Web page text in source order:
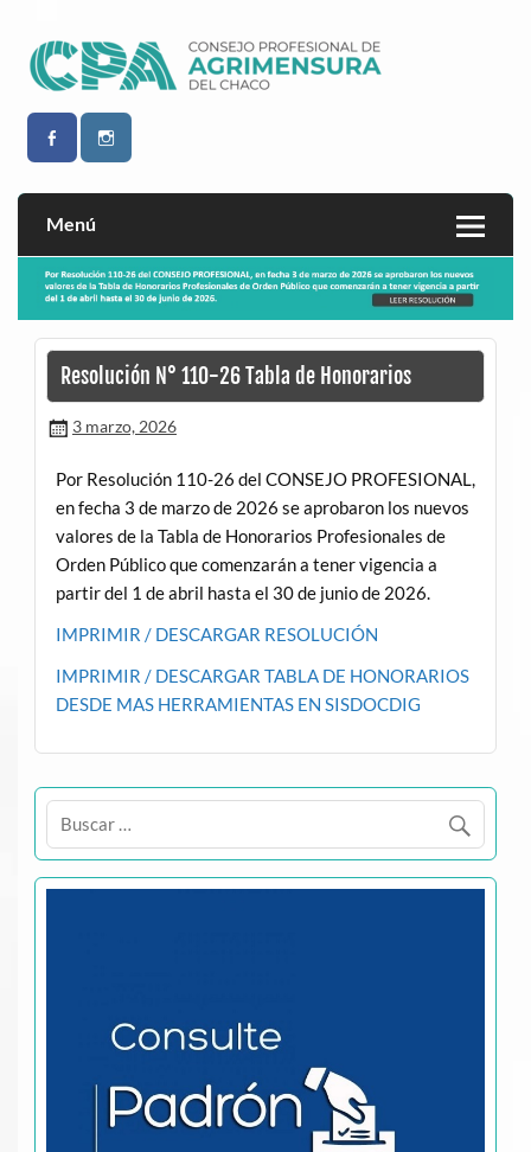
contenido
CPACH
Consejo Profesional de Agrimensura del Chaco
Menú
Resolución N° 110-26 Tabla de Honorarios
3 marzo, 2026
Por Resolución 110-26 del CONSEJO PROFESIONAL,
en fecha 3 de marzo de 2026 se aprobaron los nuevos
valores de la Tabla de Honorarios Profesionales de
Orden Público que comenzarán a tener vigencia a
partir del 1 de abril hasta el 30 de junio de 2026.
IMPRIMIR / DESCARGAR RESOLUCIÓN
IMPRIMIR / DESCARGAR TABLA DE HONORARIOS
DESDE MAS HERRAMIENTAS EN SISDOCDIG